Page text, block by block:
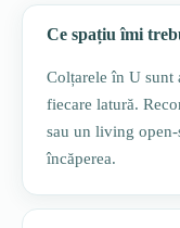
Ce spațiu îmi
Colțarele în U sunt
fiecare latură.
sau un living open-
încăperea.